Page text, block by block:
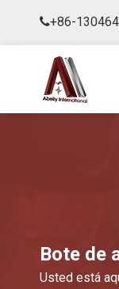
+86-
Bote de
Usted está